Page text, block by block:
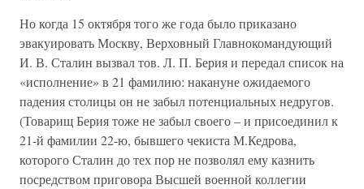
Но когда 15 октября того же года было приказано
эвакуировать Москву, Верховный Главнокомандующий
И. В. Сталин вызвал тов. Л. П. Берия и передал список на
«исполнение» в 21 фамилию: накануне ожидаемого
падения столицы он не забыл потенциальных недругов.
(Товарищ Берия тоже не забыл своего – и присоединил к
21-й фамилии 22-ю, бывшего чекиста М.Кедрова,
которого Сталин до тех пор не позволял ему казнить
посредством приговора Высшей военной коллегии